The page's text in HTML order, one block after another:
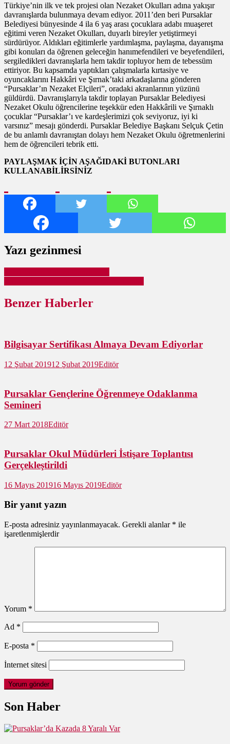
Türkiye’nin ilk ve tek projesi olan Nezaket Okulları adına yakışır
davranışlarda bulunmaya devam ediyor. 2011’den beri Pursaklar
Belediyesi bünyesinde 4 ila 6 yaş arası çocuklara adabı muaşeret
eğitimi veren Nezaket Okulları, duyarlı bireyler yetiştirmeyi
sürdürüyor. Aldıkları eğitimlerle yardımlaşma, paylaşma, dayanışma
gibi konuları da öğrenen geleceğin hanımefendileri ve beyefendileri,
sergiledikleri davranışlarla hem takdir topluyor hem de tebessüm
ettiriyor. Bu kapsamda yaptıkları çalışmalarla kırtasiye ve
oyuncaklarını Hakkâri ve Şırnak’taki arkadaşlarına gönderen
“Pursaklar’ın Nezaket Elçileri”, oradaki akranlarının yüzünü
güldürdü. Davranışlarıyla takdir toplayan Pursaklar Belediyesi
Nezaket Okulu öğrencilerine teşekkür eden Hakkârili ve Şırnaklı
çocuklar “Pursaklar’ı ve kardeşlerimizi çok seviyoruz, iyi ki
varsınız” mesajı gönderdi. Pursaklar Belediye Başkanı Selçuk Çetin
de bu anlamlı davranıştan dolayı hem Nezaket Okulu öğretmenlerini
hem de öğrencileri tebrik etti.
PAYLAŞMAK İÇİN AŞAĞIDAKİ BUTONLARI
KULLANABİLİRSİNİZ
Yazı gezinmesi
Benzer Haberler
Bilgisayar Sertifikası Almaya Devam Ediyorlar
12 Şubat 201912 Şubat 2019Editör
Pursaklar Gençlerine Öğrenmeye Odaklanma
Semineri
27 Mart 2018Editör
Pursaklar Okul Müdürleri İstişare Toplantısı
Gerçekleştirildi
16 Mayıs 201916 Mayıs 2019Editör
Bir yanıt yazın
E-posta adresiniz yayınlanmayacak. Gerekli alanlar * ile
işaretlenmişlerdir
Yorum *
Ad *
E-posta *
İnternet sitesi
Son Haber